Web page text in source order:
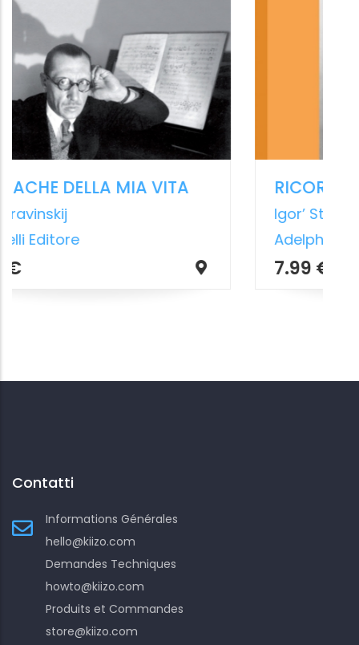
Contatti
Informations Générales
hello@kiizo.com
Demandes Techniques
howto@kiizo.com
Produits et Commandes
store@kiizo.com